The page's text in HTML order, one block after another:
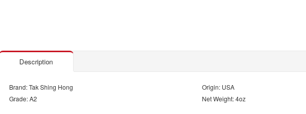
Description
Brand: Tak Shing Hong
Origin: USA
Grade: A2
Net Weight: 4oz